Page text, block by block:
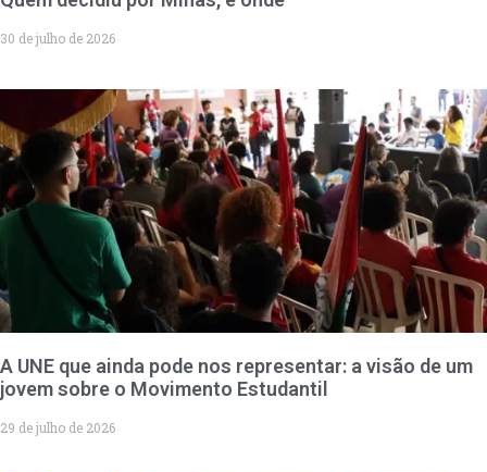
30 de julho de 2026
A UNE que ainda pode nos representar: a visão de um
jovem sobre o Movimento Estudantil
29 de julho de 2026